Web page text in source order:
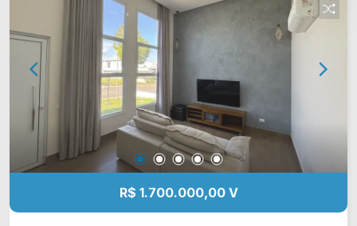
Supermercados Pague Menos e Delta
Supermercados, além de farmácias, escolas e
outros serviços essenciais. A região também
oferece fácil acesso à Avenida Brasil e à Rodovia
Luiz de Queiroz (SP-304), facilitando os
deslocamentos por Americana e região. Entre em
contato com a equipe da Arbix Imóveis e agende
sua visita! WhatsApp e telefone: (19) 3475-4546
Arbix Imóveis - Presente em cada momento.
R$ 1.700.000,00 V